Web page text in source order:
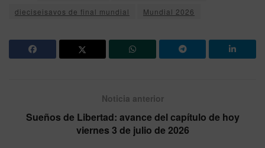
dieciseisavos de final mundial
Mundial 2026
Noticia anterior
Sueños de Libertad: avance del capítulo de hoy
viernes 3 de julio de 2026